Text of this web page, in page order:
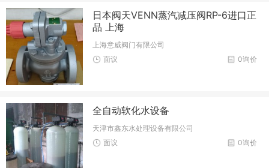
日本阀天VENN蒸汽减压阀RP-6进口正
品 上海
上海意威阀门有限公司
0询价
面议
全自动软化水设备
天津市鑫东水处理设备有限公司
0询价
面议